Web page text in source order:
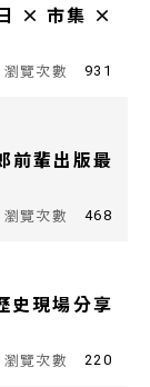
× 市集 ×
931
前輩出版最
468
史現場分享
220